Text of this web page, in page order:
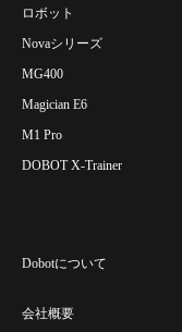
ロボット
Novaシリーズ
MG400
Magician E6
M1 Pro
DOBOT X-Trainer
Dobotについて
会社概要